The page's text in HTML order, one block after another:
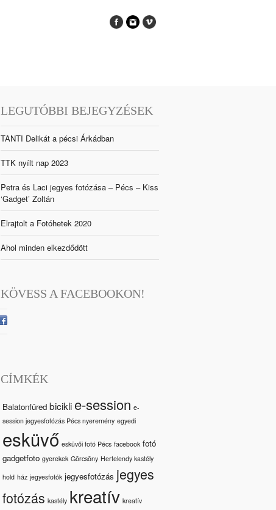
LEGUTÓBBI BEJEGYZÉSEK
TANTI Delikát a pécsi Árkádban
TTK nyílt nap 2023
Petra és Laci jegyes fotózása – Pécs – Kiss
‘Gadget’ Zoltán
Elrajtolt a Fotóhetek 2020
Ahol minden elkezdődött
KÖVESS A FACEBOOKON!
CÍMKÉK
Balatonfüred bicikli e-session e-
session jegyesfotózás Pécs nyeremény egyedi
esküvő esküvői fotó Pécs facebook fotó
gadgetfoto gyerekek Görcsöny Hertelendy kastély
hold ház jegyesfotók jegyesfotózás jegyes
fotózás kastély kreatív kreatív